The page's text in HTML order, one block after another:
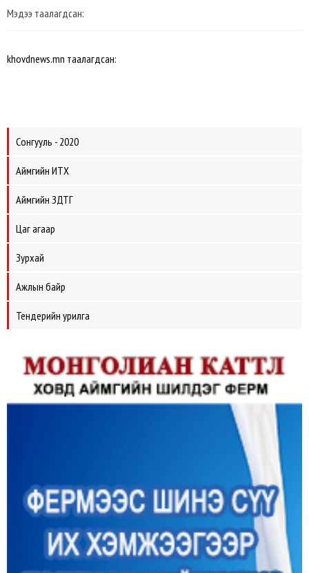
Мэдээ таалагдсан:
khovdnews.mn таалагдсан:
Сонгууль - 2020
Аймгийн ИТХ
Аймгийн ЗДТГ
Цаг агаар
Зурхай
Ажлын байр
Тендерийн урилга